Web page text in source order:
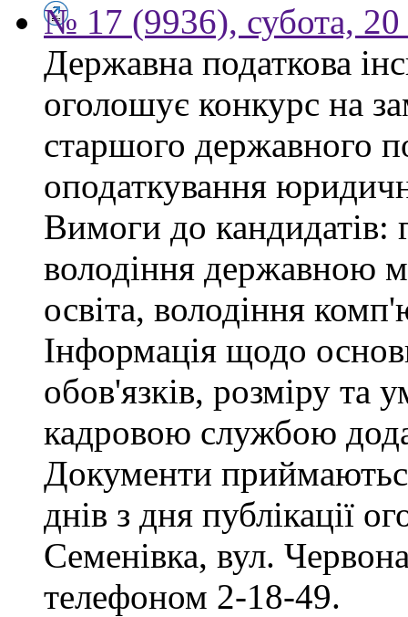
№ 17 (9936), субота,
Державна податкова
оголошує конкурс на
старшого державного
оподаткування
Вимоги до кандидатів:
володіння державною
освіта, володіння
Інформація щодо
обов'язків, розміру та
кадровою службою
Документи
днів з дня публікації
Семенівка, вул.
телефоном 2-18-49.